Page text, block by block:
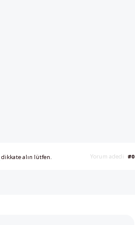
dikkate alın lütfen. Yorum adedi #0